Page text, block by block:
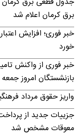
برق کرمان اعلام شد
خورد
خبر فوری از واکنش
بازنشستگان امروز جمعه ۱۶ مرداد ۱۴۰۵
واریز حقوق مرداد
جزییات جدید از
معوقات مشخص شد